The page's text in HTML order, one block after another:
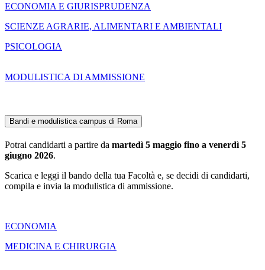
ECONOMIA E GIURISPRUDENZA
SCIENZE AGRARIE, ALIMENTARI E AMBIENTALI
PSICOLOGIA
MODULISTICA DI AMMISSIONE
Bandi e modulistica campus di Roma
Potrai candidarti a partire da martedì 5 maggio fino a venerdì 5
giugno 2026.
Scarica e leggi il bando della tua Facoltà e, se decidi di candidarti,
compila e invia la modulistica di ammissione.
ECONOMIA
MEDICINA E CHIRURGIA